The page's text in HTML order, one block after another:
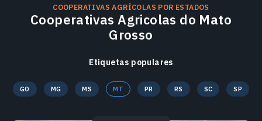
COOPERATIVAS AGRÍCOLAS POR ESTADOS
Cooperativas Agricolas do Mato
Grosso
Etiquetas populares
GO MG MS MT PR RS SC SP